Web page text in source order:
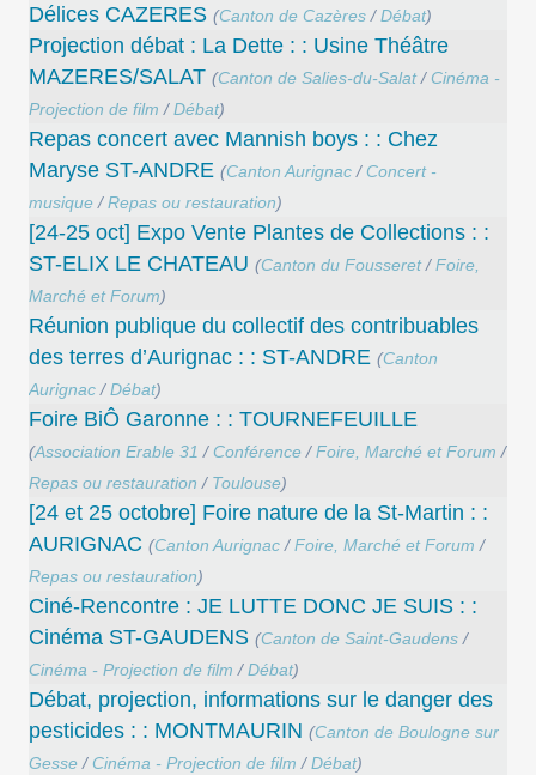
Délices CAZERES (Canton de Cazères /Débat)
Projection débat : La Dette : : Usine Théâtre
MAZERES/SALAT (Canton de Salies-du-Salat/ Cinéma -
Projection de film /Débat)
Repas concert avec Mannish boys : : Chez
Maryse ST-ANDRE (Canton Aurignac / Concert -
musique /Repas ou restauration)
[24-25 oct] Expo Vente Plantes de Collections : :
ST-ELIX LE CHATEAU (Canton du Fousseret/Foire,
Marché et Forum)
Réunion publique du collectif des contribuables
des terres d’Aurignac : : ST-ANDRE (Canton
Aurignac /Débat)
Foire BiÔ Garonne : : TOURNEFEUILLE
(Association Erable 31 / Conférence /Foire, Marché et Forum /
Repas ou restauration / Toulouse)
[24 et 25 octobre] Foire nature de la St-Martin : :
AURIGNAC (Canton Aurignac /Foire, Marché et Forum /
Repas ou restauration)
Ciné-Rencontre : JE LUTTE DONC JE SUIS : :
Cinéma ST-GAUDENS (Canton de Saint-Gaudens /
Cinéma - Projection de film /Débat)
Débat, projection, informations sur le danger des
pesticides : : MONTMAURIN (Canton de Boulogne sur
Gesse / Cinéma - Projection de film /Débat)